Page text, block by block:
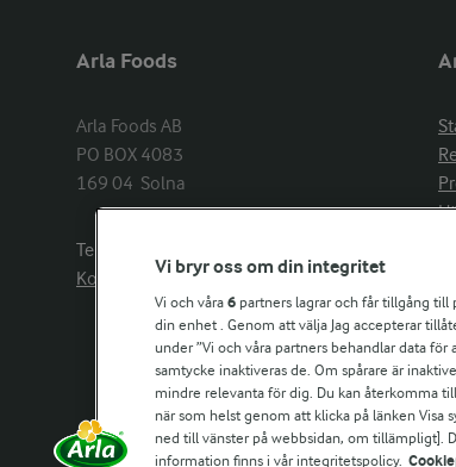
Arla Foods
Arla Foods AB
PO BOX 4083
169 04  Solna
Telefon:
Kontakta oss
Vi bryr oss om din integritet
Vi och våra 6 partners lagrar och får tillgång
din enhet . Genom att välja Jag accepterar
under ”Vi och våra partners behandlar data
samtycke inaktiveras de. Om spårare är
mindre relevanta för dig. Du kan återkomma
när som helst genom att klicka på länken
ned till vänster på webbsidan, om tillämpligt].
information finns i vår integritetspolicy.